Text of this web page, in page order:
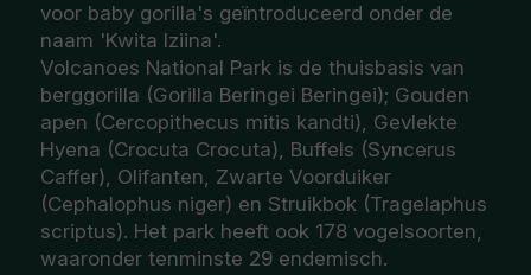
voor baby gorilla's geïntroduceerd onder de
naam 'Kwita Iziina'.
Volcanoes National Park is de thuisbasis van
berggorilla (Gorilla Beringei Beringei); Gouden
apen (Cercopithecus mitis kandti), Gevlekte
Hyena (Crocuta Crocuta), Buffels (Syncerus
Caffer), Olifanten, Zwarte Voorduiker
(Cephalophus niger) en Struikbok (Tragelaphus
scriptus). Het park heeft ook 178 vogelsoorten,
waaronder tenminste 29 endemisch.